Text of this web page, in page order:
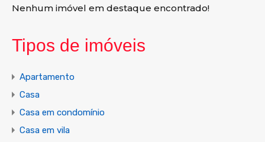
Nenhum imóvel em destaque encontrado!
Tipos de imóveis
Apartamento
Casa
Casa em condomínio
Casa em vila